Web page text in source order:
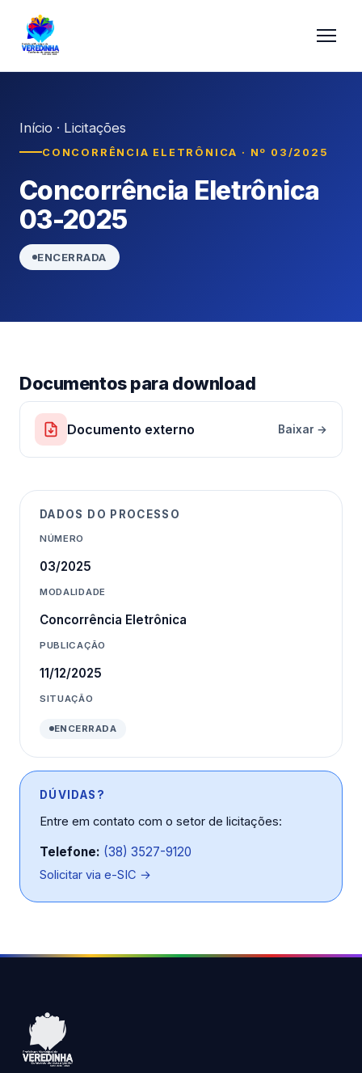
Início · Licitações
CONCORRÊNCIA ELETRÔNICA · Nº 03/2025
Concorrência Eletrônica
03-2025
ENCERRADA
Documentos para download
Documento externo Baixar →
DADOS DO PROCESSO
NÚMERO
03/2025
MODALIDADE
Concorrência Eletrônica
PUBLICAÇÃO
11/12/2025
SITUAÇÃO
ENCERRADA
DÚVIDAS?
Entre em contato com o setor de licitações:
Telefone: (38) 3527-9120
Solicitar via e-SIC →